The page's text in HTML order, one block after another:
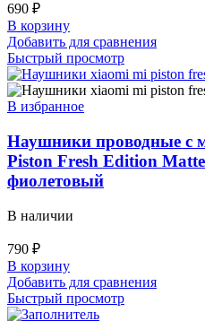
690 ₽
В корзину
Добавить для сравнения
Быстрый просмотр
В избранное
Наушники проводные с
Piston Fresh Edition
фиолетовый
В наличии
790 ₽
В корзину
Добавить для сравнения
Быстрый просмотр